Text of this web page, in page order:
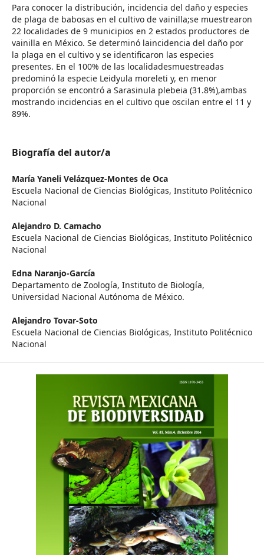
Para conocer la distribución, incidencia del daño y especies
de plaga de babosas en el cultivo de vainilla;se muestrearon
22 localidades de 9 municipios en 2 estados productores de
vainilla en México. Se determinó laincidencia del daño por
la plaga en el cultivo y se identificaron las especies
presentes. En el 100% de las localidadesmuestreadas
predominó la especie Leidyula moreleti y, en menor
proporción se encontró a Sarasinula plebeia (31.8%),ambas
mostrando incidencias en el cultivo que oscilan entre el 11 y
89%.
Biografía del autor/a
María Yaneli Velázquez-Montes de Oca
Escuela Nacional de Ciencias Biológicas, Instituto Politécnico
Nacional
Alejandro D. Camacho
Escuela Nacional de Ciencias Biológicas, Instituto Politécnico
Nacional
Edna Naranjo-García
Departamento de Zoología, Instituto de Biología,
Universidad Nacional Autónoma de México.
Alejandro Tovar-Soto
Escuela Nacional de Ciencias Biológicas, Instituto Politécnico
Nacional